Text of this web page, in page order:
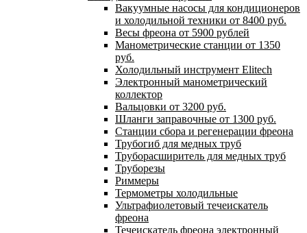
Вакуумные насосы для кондиционеров
и холодильной техники от 8400 руб.
Весы фреона от 5900 рублей
Манометрические станции от 1350
руб.
Холодильный инструмент Elitech
Электронный манометрический
коллектор
Вальцовки от 3200 руб.
Шланги заправочные от 1300 руб.
Станции сбора и регенерации фреона
Трубогиб для медных труб
Труборасширитель для медных труб
Труборезы
Риммеры
Термометры холодильные
Ультрафиолетовый течеискатель
фреона
Течеискатель фреона электронный